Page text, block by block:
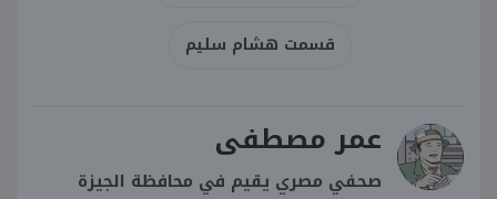
قسمت هشام سليم
عمر مصطفى
صحفي مصري يقيم في محافظة الجيزة